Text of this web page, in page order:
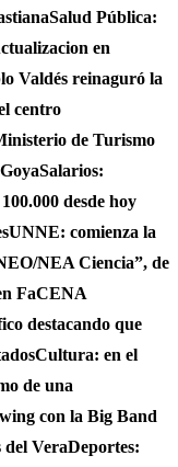
Salud Pública:
en
Valdés reinaguró la
centro
de Turismo
Salarios:
desde hoy
UNNE: comienza la
NEA Ciencia”, de
FaCENA
destacando que
Cultura: en el
de una
con la Big Band
del VeraDeportes: